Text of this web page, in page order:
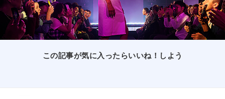
この記事が気に入ったらいいね！しよう